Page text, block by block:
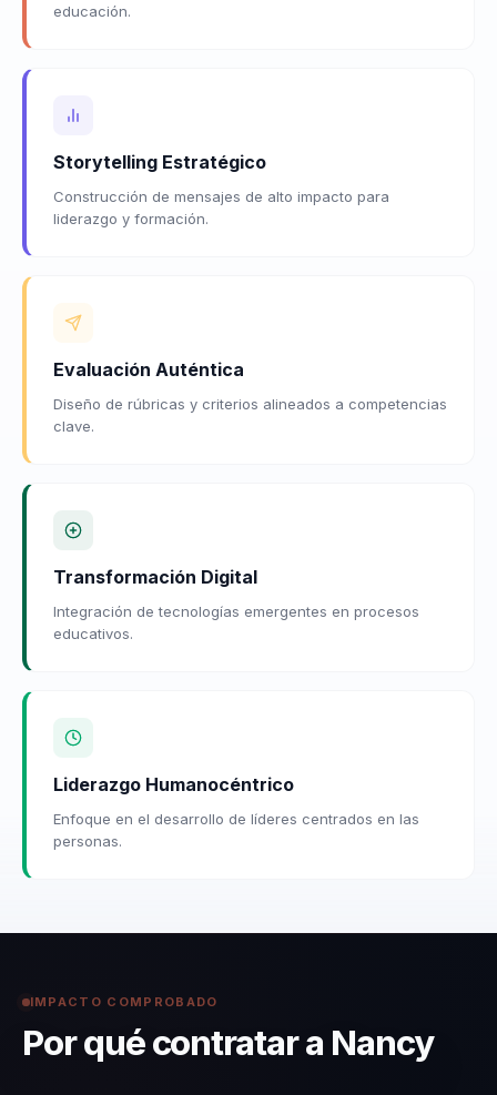
educación.
Storytelling Estratégico
Construcción de mensajes de alto impacto para
liderazgo y formación.
Evaluación Auténtica
Diseño de rúbricas y criterios alineados a competencias
clave.
Transformación Digital
Integración de tecnologías emergentes en procesos
educativos.
Liderazgo Humanocéntrico
Enfoque en el desarrollo de líderes centrados en las
personas.
IMPACTO COMPROBADO
Por qué contratar a Nancy